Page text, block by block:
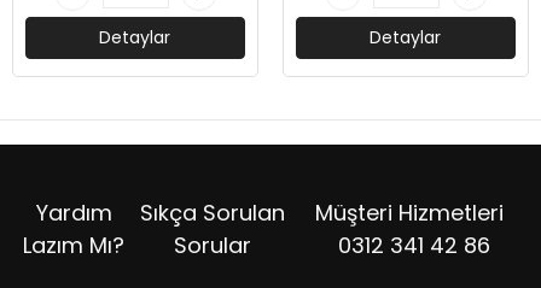
Detaylar Detaylar
Yardım
Lazım Mı?
Sıkça Sorulan
Sorular
Müşteri Hizmetleri
0312 341 42 86